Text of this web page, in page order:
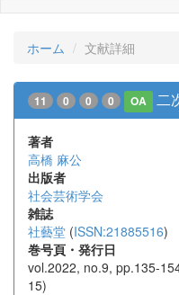
ホーム 文献詳細
11 0 0 0 OA 二
著者
高橋 麻公
出版者
社会芸術学会
雑誌
社藝堂 (ISSN:21885516)
巻号頁・発行日
vol.2022, no.9, pp.135-
15)